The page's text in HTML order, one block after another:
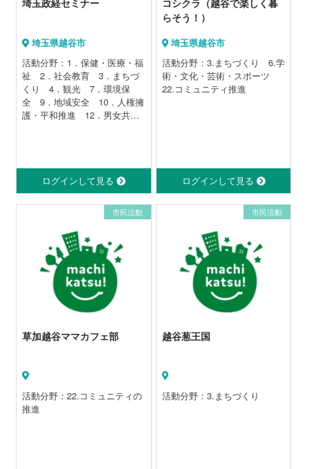
埼玉県越谷市
活動分野：1．保健・医療・福
祉 2．社会教育 3．まちづ
くり 4．観光 7．環境保
全 9．地域安全 10．人権擁
護・平和推進 12．男女共同
自治会 22．コミュニティの
ログインして見る
らそう！）
埼玉県越谷市
活動分野：3.まちづくり 6.学
術・文化・芸術・スポーツ
22.コミュニティ推進
ログインして見る
市民活動
草加越谷ママカフェ部
活動分野：22.コミュニティの
推進
市民活動
越谷葱王国
活動分野：3.まちづくり